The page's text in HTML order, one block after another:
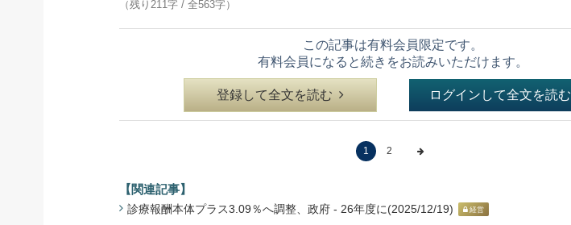
（残り211字 / 全563字）
この記事は有料会員限定です。
有料会員になると続きをお読みいただけます。
登録して全文を読む ログインして全文を読む
1 2
【関連記事】
診療報酬本体プラス3.09％へ調整、政府 - 26年度に(2025/12/19) 経営